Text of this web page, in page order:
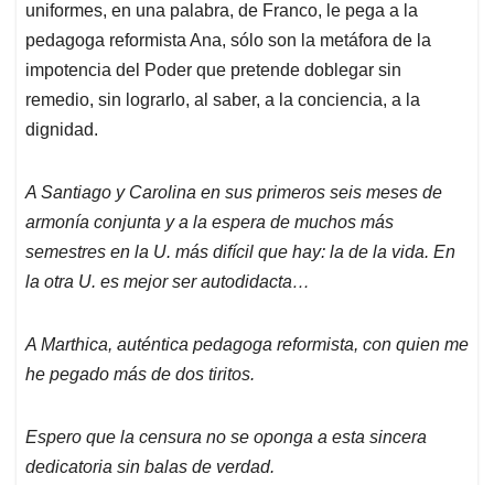
uniformes, en una palabra, de Franco, le pega a la
pedagoga reformista Ana, sólo son la metáfora de la
impotencia del Poder que pretende doblegar sin
remedio, sin lograrlo, al saber, a la conciencia, a la
dignidad.
A Santiago y Carolina en sus primeros seis meses de
armonía conjunta y a la espera de muchos más
semestres en la U. más difícil que hay: la de la vida. En
la otra U. es mejor ser autodidacta…
A Marthica, auténtica pedagoga reformista, con quien me
he pegado más de dos tiritos.
Espero que la censura no se oponga a esta sincera
dedicatoria sin balas de verdad.